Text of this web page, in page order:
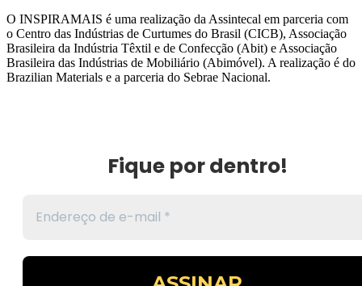
O INSPIRAMAIS é uma realização da Assintecal em parceria com
o Centro das Indústrias de Curtumes do Brasil (CICB), Associação
Brasileira da Indústria Têxtil e de Confecção (Abit) e Associação
Brasileira das Indústrias de Mobiliário (Abimóvel). A realização é do
Brazilian Materials e a parceria do Sebrae Nacional.
Fique por dentro!